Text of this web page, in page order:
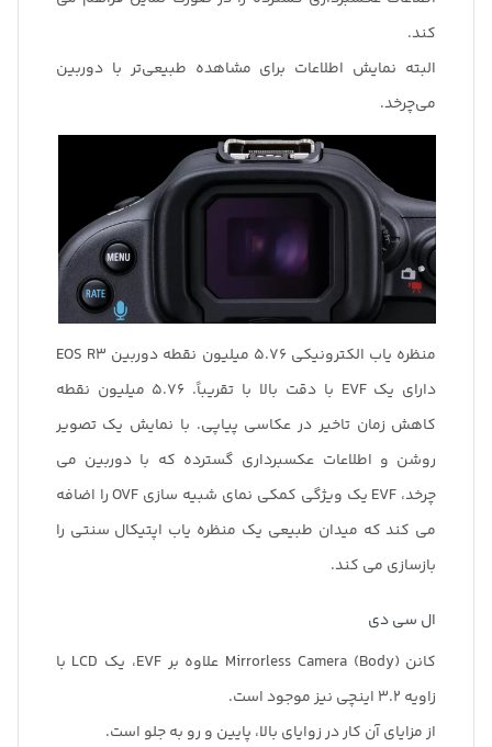
کند.
البته نمایش اطلاعات برای مشاهده طبیعی‌تر با دوربین
می‌چرخد.
منظره یاب الکترونیکی 5.76 میلیون نقطه دوربین EOS R3
دارای یک EVF با دقت بالا با تقریباً. 5.76 میلیون نقطه
کاهش زمان تاخیر در عکاسی پیاپی. با نمایش یک تصویر
روشن و اطلاعات عکسبرداری گسترده که با دوربین می
چرخد، EVF یک ویژگی کمکی نمای شبیه سازی OVF را اضافه
می کند که میدان طبیعی یک منظره یاب اپتیکال سنتی را
بازسازی می کند.
ال سی دی
کانن Mirrorless Camera (Body) علاوه بر EVF، یک LCD با
زاویه 3.2 اینچی نیز موجود است.
از مزایای آن کار در زوایای بالا، پایین و رو به جلو است.